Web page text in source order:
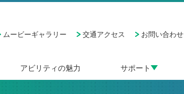
ムービーギャラリー 交通アクセス お問い合わせ
アビリティの魅力 サポート